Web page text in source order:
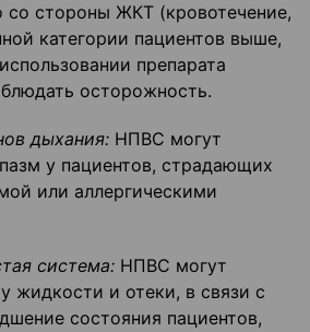
со стороны ЖКТ (кровотечение,
категории пациентов выше,
препарата
осторожность.
дыхания: НПВС могут
у пациентов, страдающих
или аллергическими
система: НПВС могут
жидкости и отеки, в связи с
состояния пациентов,